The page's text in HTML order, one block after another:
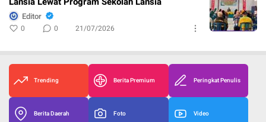
Editor
0 0 21/07/2026
Trending Berita Premium Peringkat Penulis
Berita Daerah Foto Video